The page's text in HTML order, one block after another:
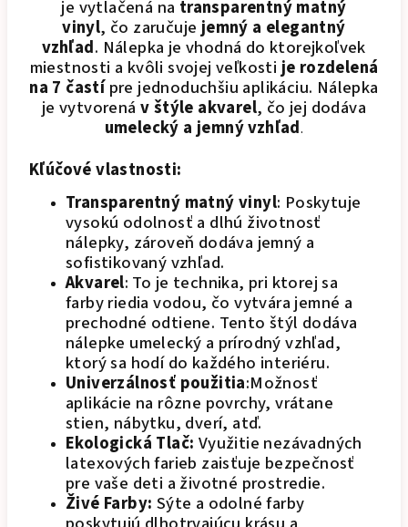
je vytlačená na transparentný matný
vinyl, čo zaručuje jemný a elegantný
vzhľad. Nálepka je vhodná do ktorejkoľvek
miestnosti a kvôli svojej veľkosti je rozdelená
na 7 častípre jednoduchšiu aplikáciu. Nálepka
je vytvorenáv štýle akvarel, čo jej dodáva
umelecký a jemný vzhľad.
Kľúčové vlastnosti:
Transparentný matný vinyl: Poskytuje
vysokú odolnosť a dlhú životnosť
nálepky, zároveň dodáva jemný a
sofistikovaný vzhľad.
Akvarel: To je technika, pri ktorej sa
farby riedia vodou, čo vytvára jemné a
prechodné odtiene. Tento štýl dodáva
nálepke umelecký a prírodný vzhľad,
ktorý sa hodí do každého interiéru.
Univerzálnosť použitia:Možnosť
aplikácie na rôzne povrchy, vrátane
stien, nábytku, dverí, atď.
Ekologická Tlač: Využitie nezávadných
latexových farieb zaisťuje bezpečnosť
pre vaše deti a životné prostredie.
Živé Farby: Sýte a odolné farby